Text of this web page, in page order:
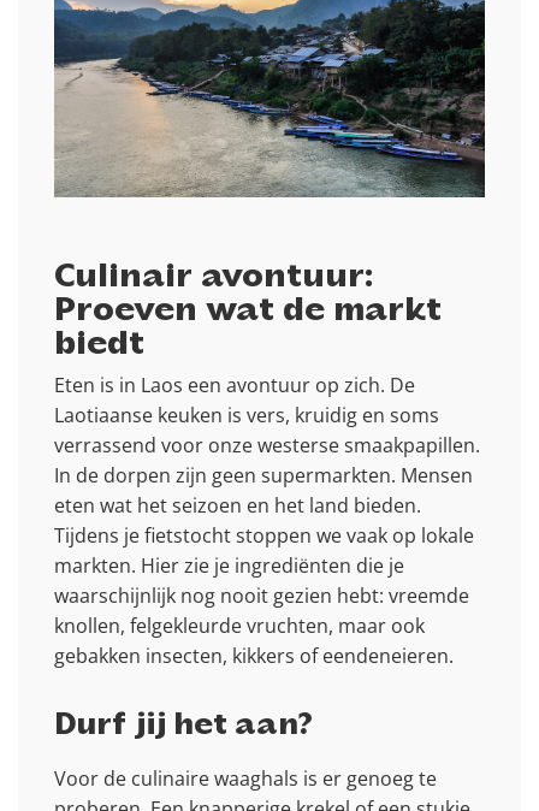
Culinair avontuur:
Proeven wat de markt
biedt
Eten is in Laos een avontuur op zich. De
Laotiaanse keuken is vers, kruidig en soms
verrassend voor onze westerse smaakpapillen.
In de dorpen zijn geen supermarkten. Mensen
eten wat het seizoen en het land bieden.
Tijdens je fietstocht stoppen we vaak op lokale
markten. Hier zie je ingrediënten die je
waarschijnlijk nog nooit gezien hebt: vreemde
knollen, felgekleurde vruchten, maar ook
gebakken insecten, kikkers of eendeneieren.
Durf jij het aan?
Voor de culinaire waaghals is er genoeg te